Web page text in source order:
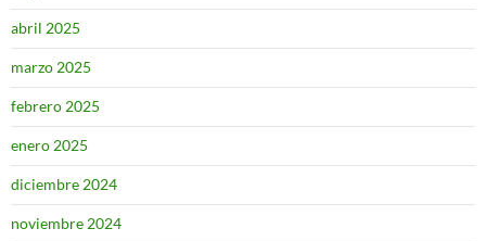
abril 2025
marzo 2025
febrero 2025
enero 2025
diciembre 2024
noviembre 2024